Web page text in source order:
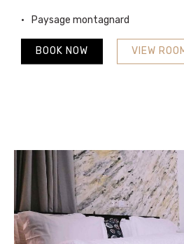
Paysage montagnard
VIEW
BOOK NOW